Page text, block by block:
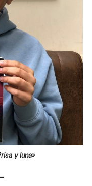
y luna»